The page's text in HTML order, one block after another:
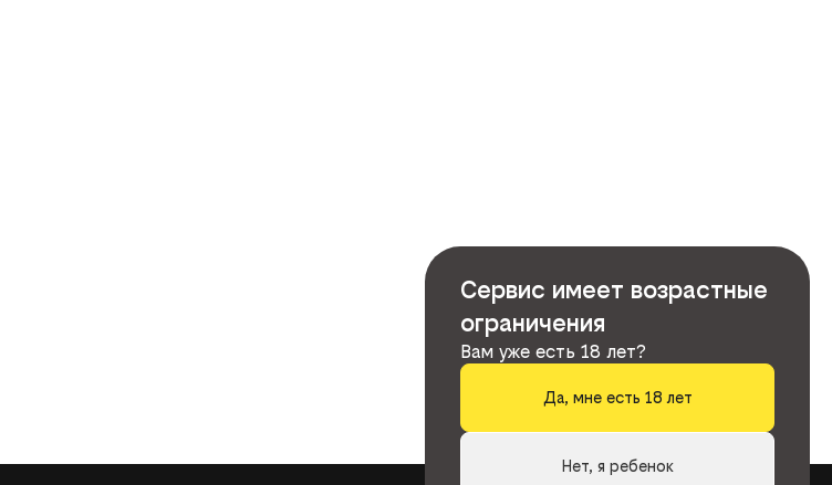
Сервис имеет возрастные
ограничения
Вам уже есть 18 лет?
Да, мне есть 18 лет
Нет, я ребенок